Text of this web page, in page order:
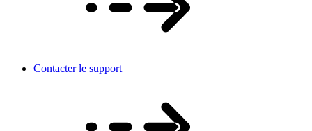
Contacter le support